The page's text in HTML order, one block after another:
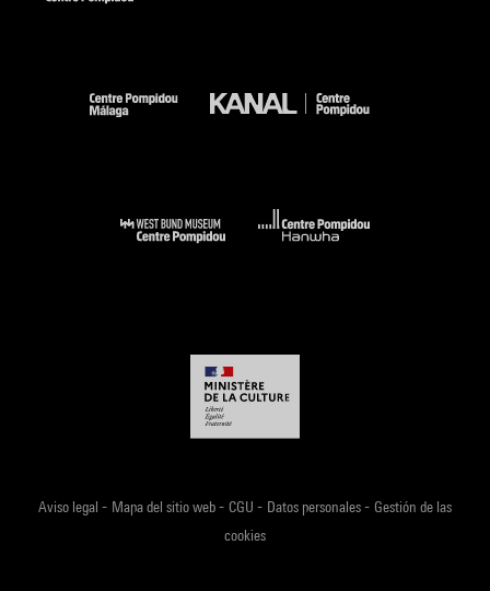
Aviso legal - Mapa del sitio web- CGU - Datos personales- Gestión de las
cookies